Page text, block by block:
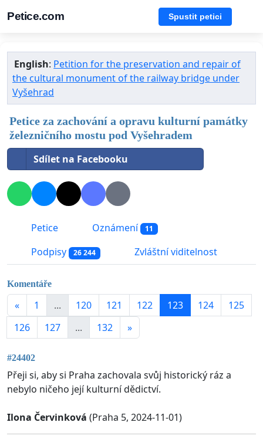
Petice.com Spustit petici
English: Petition for the preservation and repair of
the cultural monument of the railway bridge under
Vyšehrad
Petice za zachování a opravu kulturní památky
železničního mostu pod Vyšehradem
Sdílet na Facebooku
Petice Oznámení 11
Podpisy 26 244 Zvláštní viditelnost
Komentáře
« 1 ... 120 121 122 123 124
125
126
127 ... 132 »
#24402
Přeji si, aby si Praha zachovala svůj historický ráz a
nebylo ničeho její kulturní dědictví.
Ilona Červinková (Praha 5, 2024-11-01)